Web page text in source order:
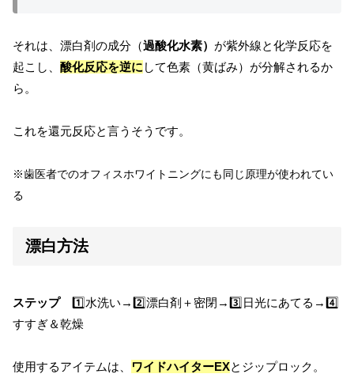
それは、漂白剤の成分（過酸化水素） が紫外線と化学反応を
起こし、 酸化反応を逆に して色素（黄ばみ）が分解されるか
ら。
これを還元反応と言うそうです。
※歯医者でのオフィスホワイトニングにも同じ原理が使われてい
る
漂白方法
ステップ1️⃣水洗い→2️⃣漂白剤＋密閉→3️⃣日光にあてる→4️⃣
すすぎ＆乾燥
使用するアイテムは、 ワイドハイターEXとジップロック。